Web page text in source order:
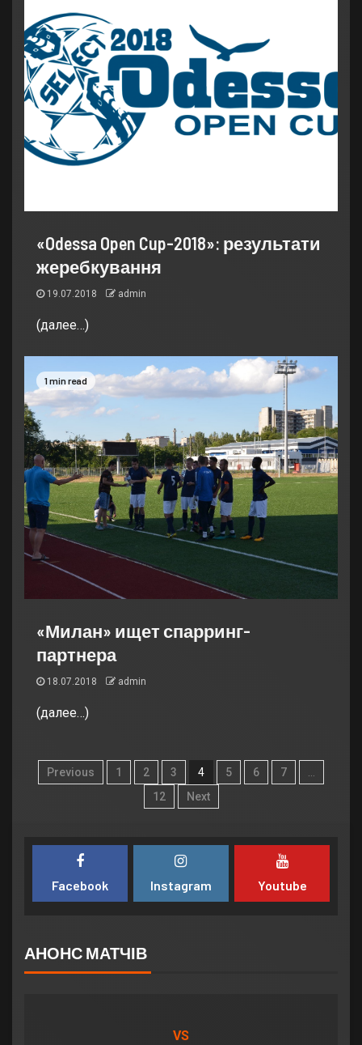
«Odessa Open Cup-2018»: результати
жеребкування
19.07.2018 admin
(далее…)
1 min read
«Милан» ищет спарринг-
партнера
18.07.2018 admin
(далее…)
Previous 1 2 3 4 5 6 7
12
Next
Facebook Instagram Youtube
АНОНС МАТЧІВ
VS